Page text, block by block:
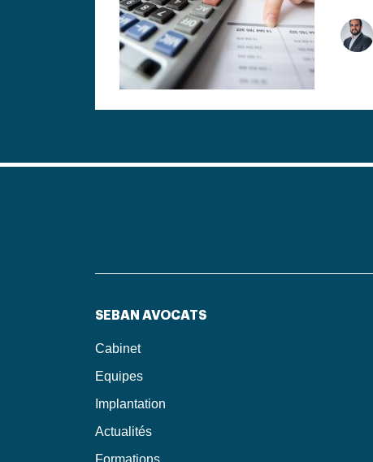
SEBAN AVOCATS
Cabinet
Equipes
Implantation
Actualités